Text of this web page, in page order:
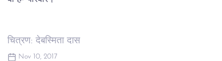
चित्रण: देबस्मिता दास
Nov 10, 2017